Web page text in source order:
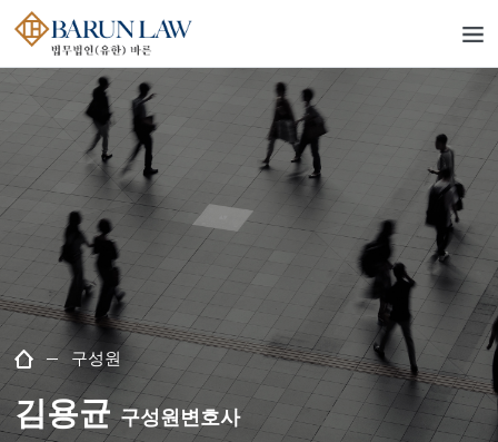
구성원
김용균구성원변호사